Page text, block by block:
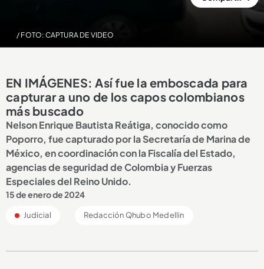
/ FOTO: CAPTURA DE VIDEO
EN IMÁGENES: Así fue la emboscada para
capturar a uno de los capos colombianos
más buscado
Nelson Enrique Bautista Reátiga, conocido como
Poporro, fue capturado por la Secretaría de Marina de
México, en coordinación con la Fiscalía del Estado,
agencias de seguridad de Colombia y Fuerzas
Especiales del Reino Unido.
15 de enero de 2024
Judicial Redacción Qhubo Medellin